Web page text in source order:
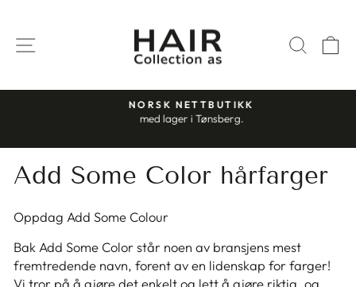
innhold SIDENAVIGASJON SØK
Stopp
NORSK NETTBUTIKK
med lager i Tønsberg.
Add Some Color hårfarger
Oppdag Add Some Colour
Bak Add Some Color står noen av bransjens mest
fremtredende navn, forent av en lidenskap for farger!
Vi tror på å gjøre det enkelt og lett å gjøre riktig, og